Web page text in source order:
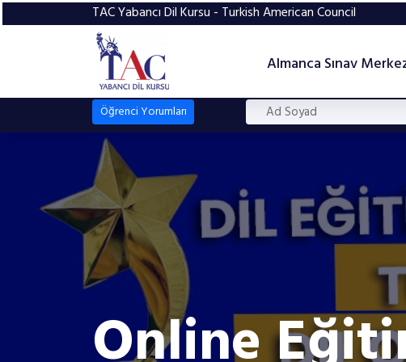
TAC Yabancı Dil Kursu - Turkish American Council
Almanca Sınav
Öğrenci Yorumları